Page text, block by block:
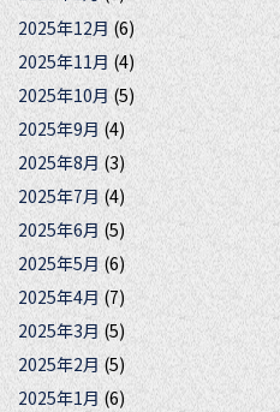
2025年12月 (6)
2025年11月 (4)
2025年10月(5)
2025年9月(4)
2025年8月(3)
2025年7月 (4)
2025年6月 (5)
2025年5月(6)
2025年4月(7)
2025年3月(5)
2025年2月(5)
2025年1月(6)